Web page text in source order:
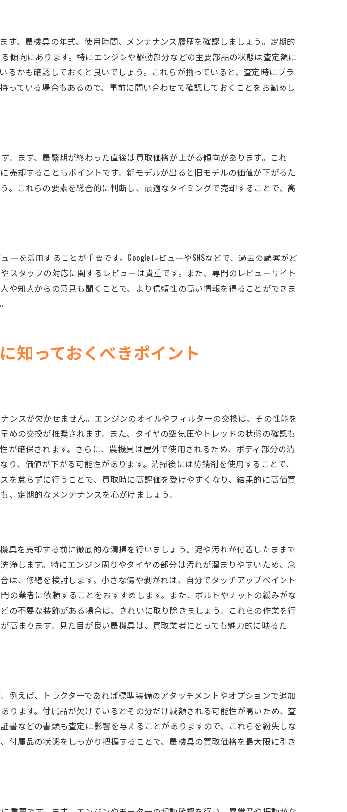
トと注意点
せるための重要なコツ
注意点
教える高額買取の方法
プグレード
の裏技
について
ために知っておきたいこと
スを活用する
、農機具の年式、使用時間、メンテナンス履歴を確認しましょう。定期的
傾向にあります。特にエンジンや駆動部分などの主要部品の状態は査定額に
かも確認しておくと良いでしょう。これらが揃っていると、査定時にプラ
ている場合もあるので、事前に問い合わせて確認しておくことをお勧めし
まず、農繁期が終わった直後は買取価格が上がる傾向があります。これ
売却することもポイントです。新モデルが出ると旧モデルの価値が下がるた
。これらの要素を総合的に判断し、最適なタイミングで売却することで、高
を活用することが重要です。GoogleレビューやSNSなどで、過去の顧客がど
タッフの対応に関するレビューは貴重です。また、専門のレビューサイト
知人からの意見も聞くことで、より信頼性の高い情報を得ることができま
知っておくべきポイント
ンスが欠かせません。エンジンのオイルやフィルターの交換は、その性能を
の交換が推奨されます。また、タイヤの空気圧やトレッドの状態の確認も
確保されます。さらに、農機具は屋外で使用されるため、ボディ部分の清
、価値が下がる可能性があります。清掃後には防錆剤を使用することで、
怠らずに行うことで、買取時に高評価を受けやすくなり、結果的に高価買
定期的なメンテナンスを心がけましょう。
を売却する前に徹底的な清掃を行いましょう。泥や汚れが付着したままで
浄します。特にエンジン周りやタイヤの部分は汚れが溜まりやすいため、念
、修繕を検討します。小さな傷や剥がれは、自分でタッチアップペイント
の業者に依頼することをおすすめします。また、ボルトやナットの緩みがな
の不要な装飾がある場合は、きれいに取り除きましょう。これらの作業を行
高まります。見た目が良い農機具は、買取業者にとっても魅力的に映るた
えば、トラクターであれば標準装備のアタッチメントやオプションで追加
ります。付属品が欠けているとその分だけ減額される可能性が高いため、査
書などの書類も査定に影響を与えることがありますので、これらを紛失しな
付属品の状態をしっかり把握することで、農機具の買取価格を最大限に引き